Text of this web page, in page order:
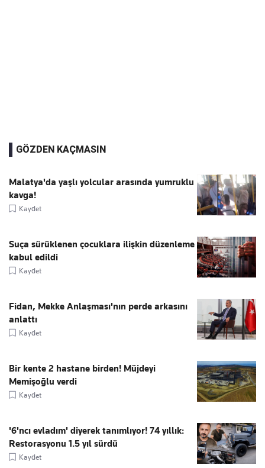
GÖZDEN KAÇMASIN
Malatya'da yaşlı yolcular arasında yumruklu
kavga!
Kaydet
Suça sürüklenen çocuklara ilişkin düzenleme
kabul edildi
Kaydet
Fidan, Mekke Anlaşması'nın perde arkasını
anlattı
Kaydet
Bir kente 2 hastane birden! Müjdeyi
Memişoğlu verdi
Kaydet
'6'ncı evladım' diyerek tanımlıyor! 74 yıllık:
Restorasyonu 1.5 yıl sürdü
Kaydet